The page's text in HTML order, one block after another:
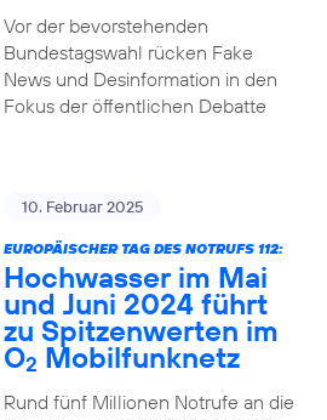
Vor der bevorstehenden
Bundestagswahl rücken Fake
News und Desinformation in den
Fokus der öffentlichen Debatte
10. Februar 2025
EUROPÄISCHER TAG DES NOTRUFS 112:
Hochwasser im Mai
und Juni 2024 führt
zu Spitzenwerten im
O2 Mobilfunknetz
Rund fünf Millionen Notrufe an die